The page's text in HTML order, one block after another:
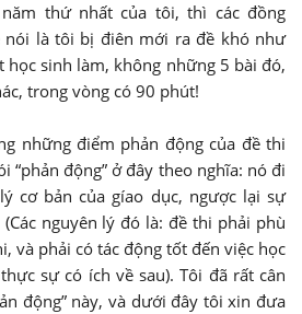
thứ nhất của tôi, thì các đồng
nói là tôi bị điên mới ra đề khó như
học sinh làm, không những 5 bài đó,
trong vòng có 90 phút!
những điểm phản động của đề thi
“phản động” ở đây theo nghĩa: nó đi
cơ bản của gíao dục, ngược lại sự
nguyên lý đó là: đề thi phải phù
và phải có tác động tốt đến việc học
sự có ích về sau). Tôi đã rất cân
động” này, và dưới đây tôi xin đưa